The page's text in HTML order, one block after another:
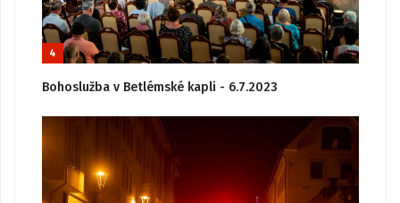
4
Bohoslužba v Betlémské kapli - 6.7.2023